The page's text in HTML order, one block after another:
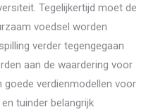
Tegelijkertijd moet de
voedsel worden
verder tegengegaan
aan de waardering voor
goede verdienmodellen voor
tuinder belangrijk